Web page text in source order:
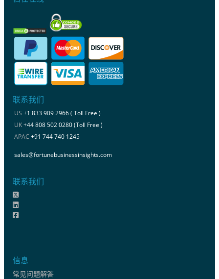
联系我们
US +1 833 909 2966 ( Toll Free )
UK+44 808 502 0280 (Toll Free )
APAC +91 744 740 1245
sales@fortunebusinessinsights.com
联系我们
信息
常见问题解答